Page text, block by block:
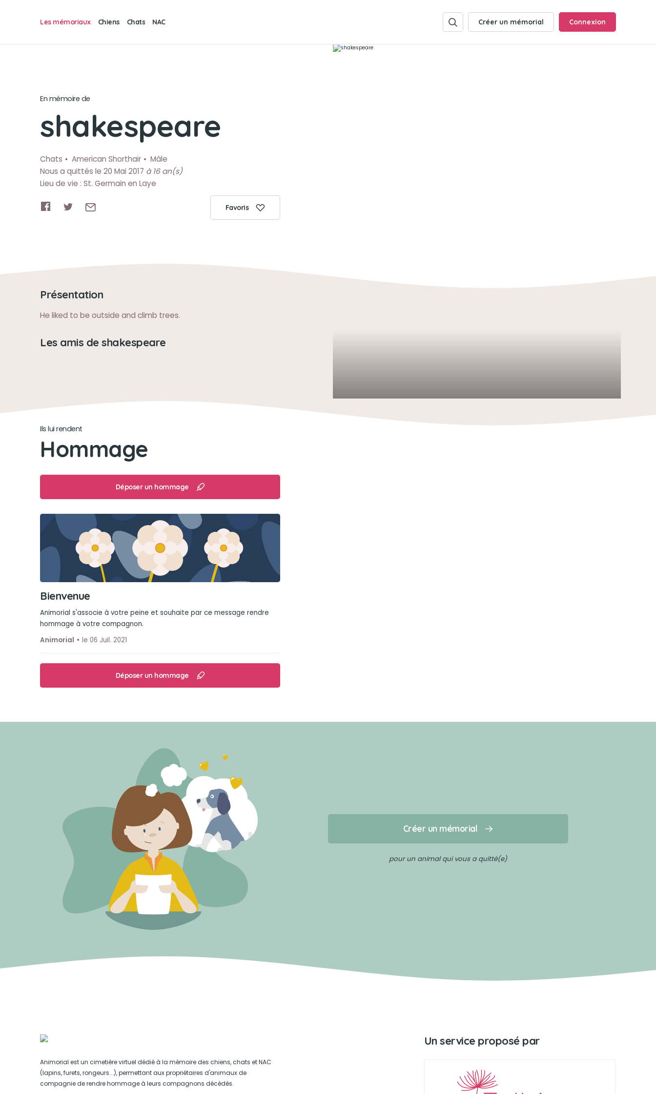
Les mémoriaux Chiens Chats NAC Créer un mémorial Connexion
En mémoire de
shakespeare
Chats American Shorthair
Mâle
Nous a quittés le 20 Mai 2017 à 16 an(s)
Lieu de vie : St. Germain en Laye
Favoris
Présentation
He liked to be outside and climb trees.
Les amis de shakespeare
Ils lui rendent
Hommage
Déposer un hommage
Bienvenue
Animorial s'associe à votre peine et souhaite par ce message rendre
hommage à votre compagnon.
Animorial
le 06 Juil. 2021
Déposer un hommage
Créer un mémorial
pour un animal qui vous a quitté(e)
Animorial est un cimetière virtuel dédié à la mémoire des chiens, chats et NAC
(lapins, furets, rongeurs...), permettant aux propriétaires d'animaux de
compagnie de rendre hommage à leurs compagnons décédés.
Un service proposé par